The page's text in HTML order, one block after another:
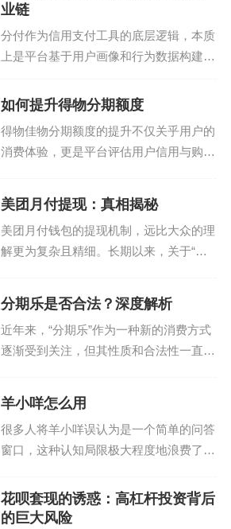
业链
分付作为信用支付工具的底层逻辑，本质
上是平台基于用户画像和行为数据构建的
据交叉验证，包括消费频次、还款记录、
初衷在于降低普惠金融...
如何提升得物分期额度
得物佳物分期额度的提升不仅关乎用户的
消费体验，更是平台评估用户信用与购买
键因素。通常情况下，用户的支付历史、
交易频率以及账户活跃...
美团月付提现：真相揭秘
美团月付钱包的提现机制，远比大众的理
解更为复杂且精细。长期以来，关于“月
的。简单粗暴的提现入口，不仅不利于美
团整体的控制和数据分...
分期乐是否合法？深度解析
近年来，“分期乐”作为一种新的消费方式
逐渐受到关注，但其性质和合法性一直引
于正规行为。 首先，从法律层面来看，
“分期乐”通...
羊小咩怎么用
很多人将羊小咩误认为是一个简单的问答
窗口，这种认知局限极大程度地浪费了其
心不在于“提问”，而在于“语境喂养”。你
不能仅仅抛出一个模糊的关键词，而应当
花呗套现的诱惑：高杠杆投资背后
的巨大风险